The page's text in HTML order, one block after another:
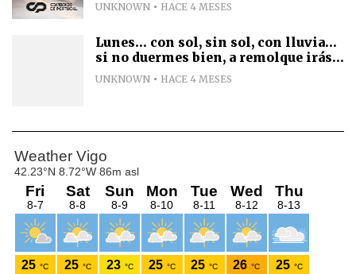
UNKNOWN HACE 4 MESES
Lunes... con sol, sin sol, con lluvia...
si no duermes bien, a remolque irás...
UNKNOWN HACE 4 MESES